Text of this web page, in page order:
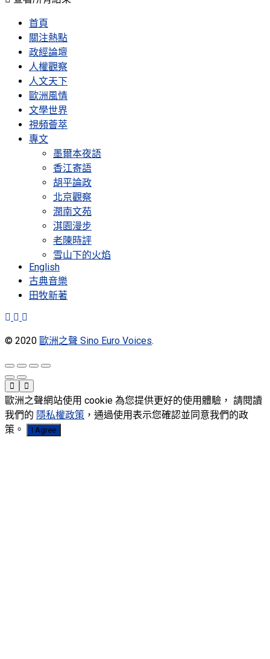
首頁
關注熱點
政經論壇
人權觀察
人文天下
歐洲風情
文學世界
視頻薈萃
專文
墨爾本夜語
香江寄語
胡平論政
北京觀察
潤南文苑
淇園漫步
老陳時評
雪山下的火焰
English
古典音樂
田牧新著
© 2020 歐洲之聲 Sino Euro Voices.
歐洲之聲網站使用 cookie 為您提供更好的使用體驗， 請閱讀
我們的 隱私權政策 ，通過使用表示您確認並同意我們的政
策。
I Agree